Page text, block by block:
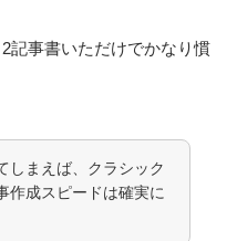
記事書いただけでかなり慣
しまえば、クラシック
作成スピードは確実に